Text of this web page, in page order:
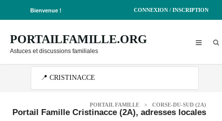
Bienvenue ! CONNEXION / INSCRIPTION
PORTAILFAMILLE.ORG
Astuces et discussions familiales
PORTAIL FAMILLE > CORSE-DU-SUD (2A)
Portail Famille Cristinacce (2A), adresses locales